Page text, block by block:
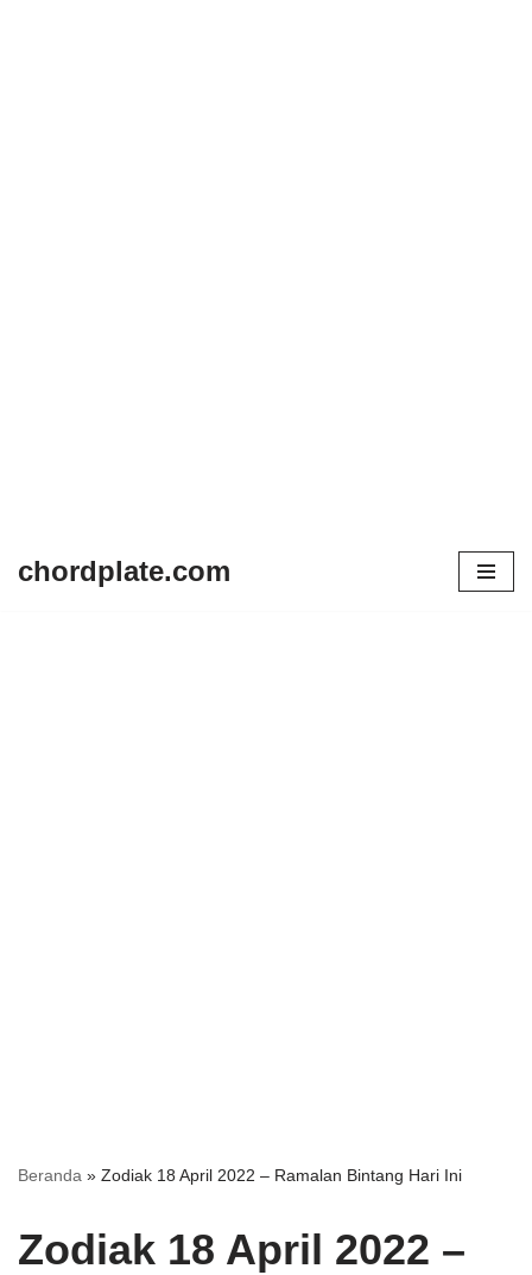
chordplate.com
Beranda » Zodiak 18 April 2022 – Ramalan Bintang Hari Ini
Zodiak 18 April 2022 –